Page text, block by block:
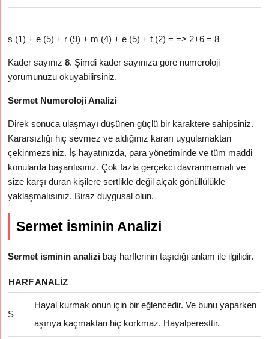
s (1) + e (5) + r (9) + m (4) + e (5) + t (2) = => 2+6 = 8
Kader sayınız8. Şimdi kader sayınıza göre numeroloji
yorumunuzu okuyabilirsiniz.
Sermet Numeroloji Analizi
Direk sonuca ulaşmayı düşünen güçlü bir karaktere sahipsiniz.
Kararsızlığı hiç sevmez ve aldığınız kararı uygulamaktan
çekinmezsiniz. İş hayatınızda, para yönetiminde ve tüm maddi
konularda başarılısınız. Çok fazla gerçekci davranmamalı ve
size karşı duran kişilere sertlikle değil alçak gönüllülükle
yaklaşmalısınız. Biraz duygusal olun.
Sermet İsminin Analizi
Sermet isminin analizi baş harflerinin taşıdığı anlam ile ilgilidir.
HARFANALIZ
S
Hayal kurmak onun için bir eğlencedir. Ve bunu yaparken
aşırıya kaçmaktan hiç korkmaz. Hayalperesttir.